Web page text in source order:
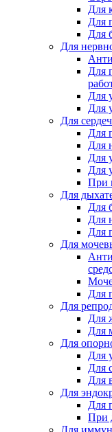
Для
Для
Для
Для
Для
Для
Для
Для
Для
Для
Для
Для
При
Для
Для
Для
Для
Для
Для
Для
Для
Для
Для
Для
Для
Для
Для
Для
При
Для